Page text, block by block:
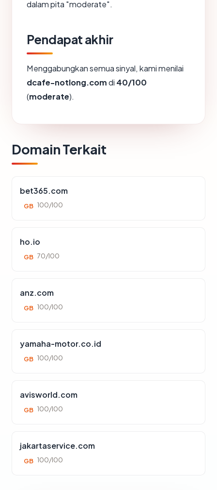
dalam pita "moderate".
Pendapat akhir
Menggabungkan semua sinyal, kami menilai
dcafe-notlong.comdi 40/100
(moderate).
Domain Terkait
bet365.com
GB 100/100
ho.io
GB 70/100
anz.com
GB 100/100
yamaha-motor.co.id
GB 100/100
avisworld.com
GB 100/100
jakartaservice.com
GB 100/100